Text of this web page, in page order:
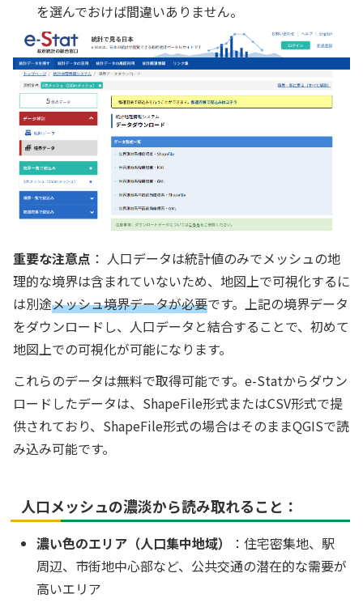
を選んでおけば間違いありません。
重要な注意点 ： 人口データは統計値のみでメッシュの地
理的な境界は含まれていないため、地図上で可視化するに
は別途メッシュ境界データが必要です。上記の境界データ
をダウンロードし、人口データと結合することで、初めて
地図上での可視化が可能になります。
これらのデータは無料で取得可能です。e-Statからダウン
ロードしたデータは、ShapeFile形式またはCSV形式で提
供されており、ShapeFile形式の場合はそのままQGISで読
み込み可能です。
人口メッシュの濃淡から読み取れること：
濃い色のエリア（人口集中地域）
：住宅密集地、駅
周辺、市街地中心部など、公共交通の潜在的な需要が
高いエリア